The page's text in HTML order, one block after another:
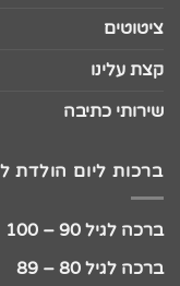
ציטוטים
קצת עלינו
שירותי כתיבה
ברכות ליום הולדת
ברכה לגיל 90 – 100
ברכה לגיל 80 – 89